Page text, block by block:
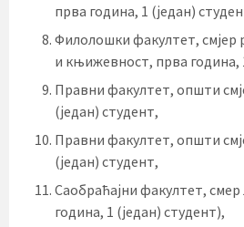
прва година, 1 (један)
Филолошки факултет, смјер
и књижевност, прва година,
Правни факултет, општи
(један) студент,
Правни факултет, општи
(један) студент,
Саобраћајни факултет,
година, 1 (један) студент),